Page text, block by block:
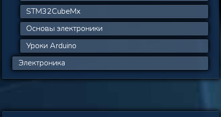
STM32CubeMx
Основы электроники
Уроки Arduino
Электроника